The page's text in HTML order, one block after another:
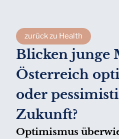
zurück zu Health
Blicken junge
Österreich
oder
Zukunft?
Optimismus